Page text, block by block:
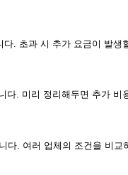
. 초과 시 추가 요금이 발생
. 미리 정리해두면 추가 비
다. 여러 업체의 조건을 비